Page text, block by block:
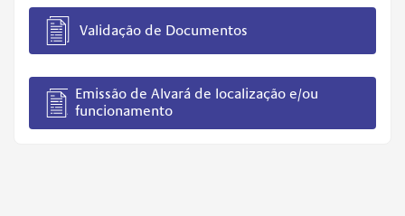
Validação de Documentos
Emissão de Alvará de localização e/ou
funcionamento